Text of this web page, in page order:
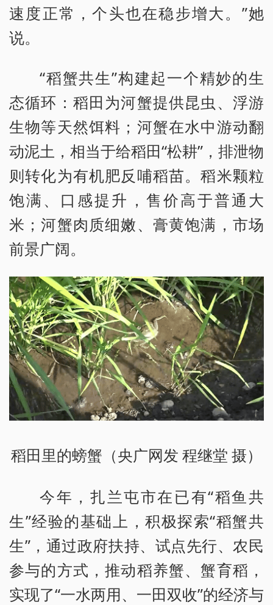
速度正常，个头也在稳步增大。”她
说。
“稻蟹共生”构建起一个精妙的生
态循环：稻田为河蟹提供昆虫、浮游
生物等天然饵料；河蟹在水中游动翻
动泥土，相当于给稻田“松耕”，排泄物
则转化为有机肥反哺稻苗。稻米颗粒
饱满、口感提升，售价高于普通大
米；河蟹肉质细嫩、膏黄饱满，市场
前景广阔。
稻田里的螃蟹（央广网发 程继堂 摄）
今年，扎兰屯市在已有“稻鱼共
生”经验的基础上，积极探索“稻蟹共
生”，通过政府扶持、试点先行、农民
参与的方式，推动稻养蟹、蟹育稻，
实现了“一水两用、一田双收”的经济与